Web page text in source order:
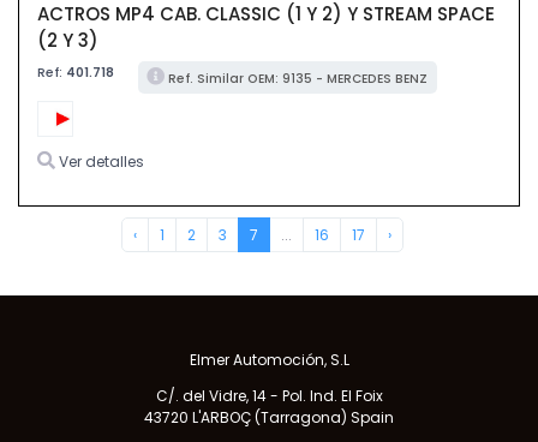
ACTROS MP4 CAB. CLASSIC (1 Y 2) Y STREAM SPACE
(2 Y 3)
Ref: 401.718 Ref. Similar OEM: 9135 - MERCEDES BENZ
Ver detalles
‹ 1 2 3 7 ... 16 17 ›
Elmer Automoción, S.L
C/. del Vidre, 14 - Pol. Ind. El Foix
43720 L'ARBOÇ (Tarragona) Spain